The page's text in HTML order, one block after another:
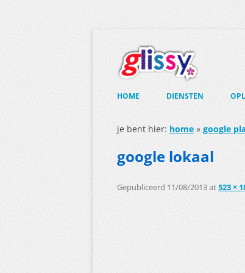
Ga
naar
de
HOME DIENSTEN
je bent hier: home » google
google lokaal
Gepubliceerd 11/08/2013at523 ×